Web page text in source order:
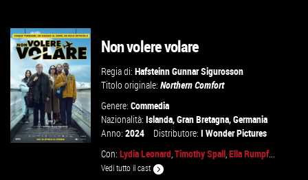
VAI ALLA SCHEDA
Non volere volare
Regia di:Hafsteinn Gunnar Sigurosson
Titolo originale:Northern Comfort
Genere:Commedia
Nazionalità:Islanda,Gran Bretagna,Germania
Anno:2024 Distributore:I Wonder Pictures
Con:Lydia Leonard ,Timothy Spall ,Ella Rumpf...
Vedi tutto il cast